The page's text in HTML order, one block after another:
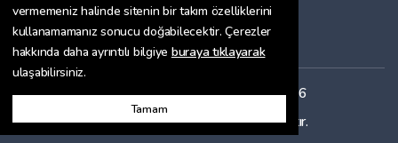
vermemeniz halinde sitenin bir takım özelliklerini
kullanamamanız sonucu doğabilecektir. Çerezler
hakkında daha ayrıntılı bilgiye buraya tıklayarak
ulaşabilirsiniz.
Tamam
Çerez Politikası
Gizlilik Sözleşmesi
Her hakkı saklıdır. Copyright © 2026
Bu siteENTRANETile hazırlanmıştır.